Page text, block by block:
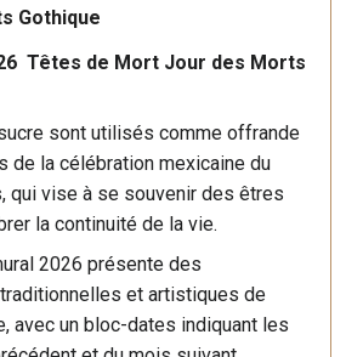
Gothique
Têtes de Mort Jour des Morts
sont utilisés comme offrande
de la célébration mexicaine du
qui vise à se souvenir des êtres
la continuité de la vie.
2026 présente des
et artistiques de
avec un bloc-dates indiquant les